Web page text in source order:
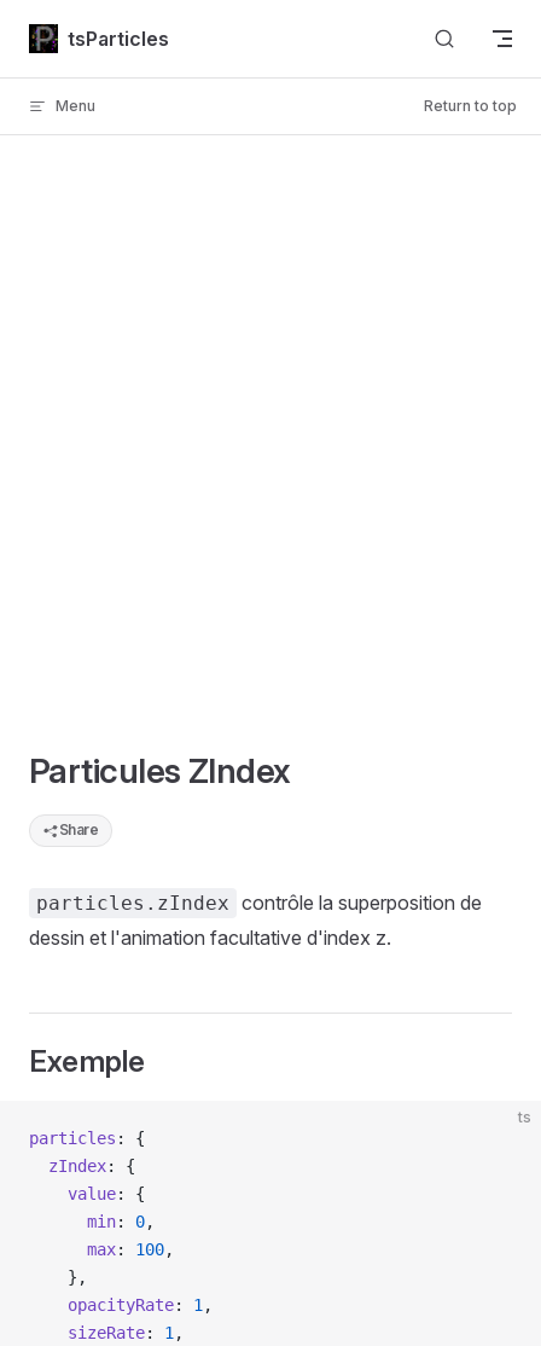
Skip to content
tsParticles
Menu Return to top
Particules ZIndex
Share
particles.zIndex contrôle la superposition de
dessin et l'animation facultative d'index z.
Exemple
ts
particles : {
  zIndex
: {
    value
: {
      min
: 0,
      max
: 100,
    },
    opacityRate
: 1 ,
    sizeRate
: 1 ,